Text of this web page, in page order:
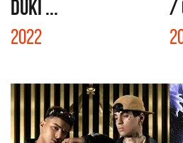
DUKI ...
2022
/